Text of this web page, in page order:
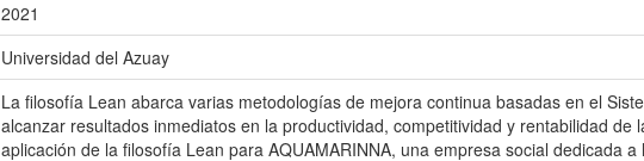
2021
Universidad del Azuay
La filosofía Lean abarca varias metodologías de mejora continua basadas en el
alcanzar resultados inmediatos en la productividad, competitividad y rentabilidad
aplicación de la filosofía Lean para AQUAMARINNA, una empresa social dedicada